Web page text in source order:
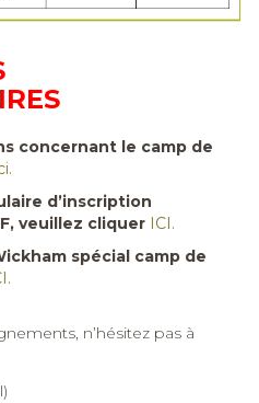
concernant le camp de
d’inscription
veuillez cliquer ICI.
spécial camp de
n’hésitez pas à